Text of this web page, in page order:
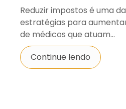
Reduzir impostos é uma
estratégias para
de médicos que atuam...
Continue lendo